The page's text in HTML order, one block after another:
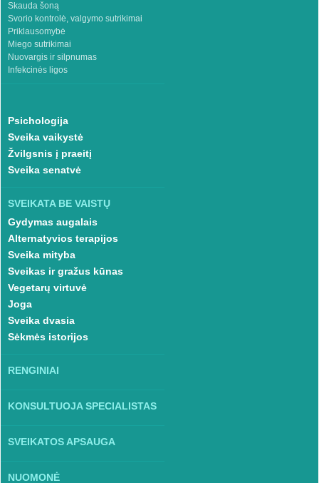
Skauda šoną
Svorio kontrolė, valgymo sutrikimai
Priklausomybė
Miego sutrikimai
Nuovargis ir silpnumas
Infekcinės ligos
Psichologija
Sveika vaikystė
Žvilgsnis į praeitį
Sveika senatvė
SVEIKATA BE VAISTŲ
Gydymas augalais
Alternatyvios terapijos
Sveika mityba
Sveikas ir gražus kūnas
Vegetarų virtuvė
Joga
Sveika dvasia
Sėkmės istorijos
RENGINIAI
KONSULTUOJA SPECIALISTAS
SVEIKATOS APSAUGA
NUOMONĖ